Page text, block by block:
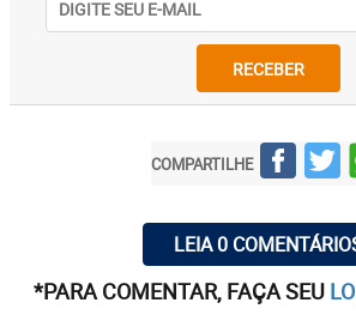
RECEBER
COMPARTILHE
LEIA 0
*PARA COMENTAR, FAÇA SEU